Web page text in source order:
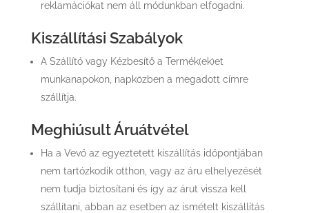
reklamációkat nem áll módunkban elfogadni.
Kiszállítási Szabályok
A Szállító vagy Kézbesítő a Termék(ek)et
munkanapokon, napközben a megadott címre
szállítja.
Meghiúsult Áruátvétel
Ha a Vevő az egyeztetett kiszállítás időpontjában
nem tartózkodik otthon, vagy az áru elhelyezését
nem tudja biztosítani és így az árut vissza kell
szállítani, abban az esetben az ismételt kiszállítás